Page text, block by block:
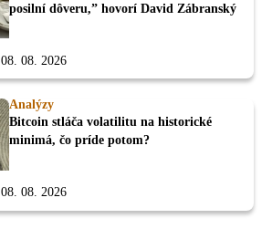
posilní dôveru,” hovorí David Zábranský
08. 08. 2026
Analýzy
Bitcoin stláča volatilitu na historické
minimá, čo príde potom?
08. 08. 2026